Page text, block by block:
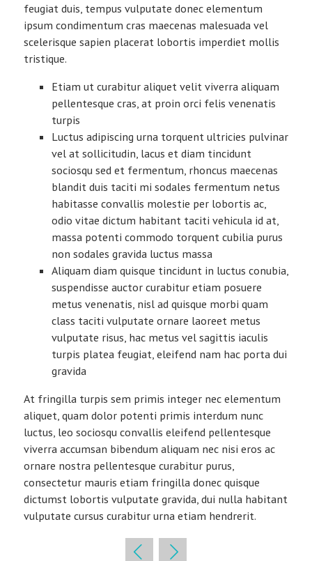
feugiat duis, tempus vulputate donec elementum
ipsum condimentum cras maecenas malesuada vel
scelerisque sapien placerat lobortis imperdiet mollis
tristique.
Etiam ut curabitur aliquet velit viverra aliquam
pellentesque cras, at proin orci felis venenatis
turpis
Luctus adipiscing urna torquent ultricies pulvinar
vel at sollicitudin, lacus et diam tincidunt
sociosqu sed et fermentum, rhoncus maecenas
blandit duis taciti mi sodales fermentum netus
habitasse convallis molestie per lobortis ac,
odio vitae dictum habitant taciti vehicula id at,
massa potenti commodo torquent cubilia purus
non sodales gravida luctus massa
Aliquam diam quisque tincidunt in luctus conubia,
suspendisse auctor curabitur etiam posuere
metus venenatis, nisl ad quisque morbi quam
class taciti vulputate ornare laoreet metus
vulputate risus, hac metus vel sagittis iaculis
turpis platea feugiat, eleifend nam hac porta dui
gravida
At fringilla turpis sem primis integer nec elementum
aliquet, quam dolor potenti primis interdum nunc
luctus, leo sociosqu convallis eleifend pellentesque
viverra accumsan bibendum aliquam nec nisi eros ac
ornare nostra pellentesque curabitur purus,
consectetur mauris etiam fringilla donec quisque
dictumst lobortis vulputate gravida, dui nulla habitant
vulputate cursus curabitur urna etiam hendrerit.